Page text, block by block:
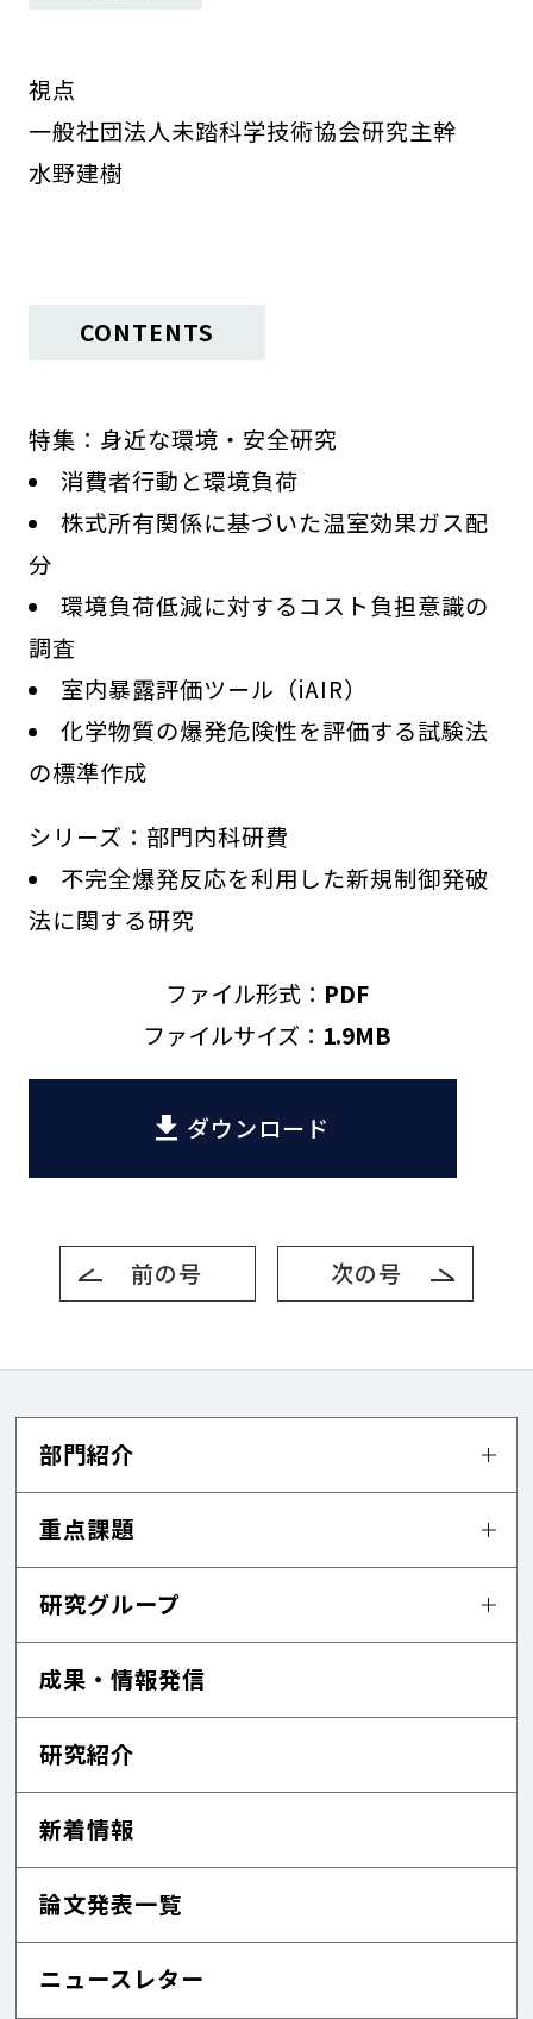
視点
一般社団法人未踏科学技術協会研究主幹
水野建樹
CONTENTS
特集：身近な環境・安全研究
消費者行動と環境負荷
株式所有関係に基づいた温室効果ガス配
分
環境負荷低減に対するコスト負担意識の
調査
室内暴露評価ツール（iAIR）
化学物質の爆発危険性を評価する試験法
の標準作成
シリーズ：部門内科研費
不完全爆発反応を利用した新規制御発破
法に関する研究
ファイル形式
PDF
ファイルサイズ
1.9MB
ダウンロード
前の号 次の号
部門紹介
重点課題
研究グループ
成果・情報発信
研究紹介
新着情報
論文発表一覧
ニュースレター